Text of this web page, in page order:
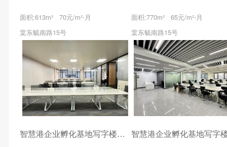
面积:613m² 70元/m²⋅月
棠东毓南路15号
面积:770m² 65元/m²⋅月
棠东毓南路15号
智慧港企业孵化基地写字楼出租